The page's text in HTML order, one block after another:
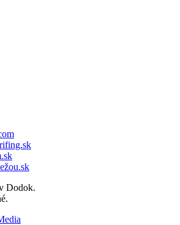
Dodok.